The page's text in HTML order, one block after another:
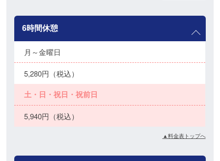
6時間休憩
月～金曜日
5,280円（税込）
土・日・祝日・祝前日
5,940円（税込）
▲料金表トップへ